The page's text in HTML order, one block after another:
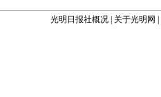
光明日报社概况 关于光明网